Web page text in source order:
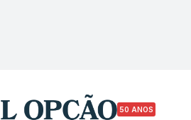
50 ANOS